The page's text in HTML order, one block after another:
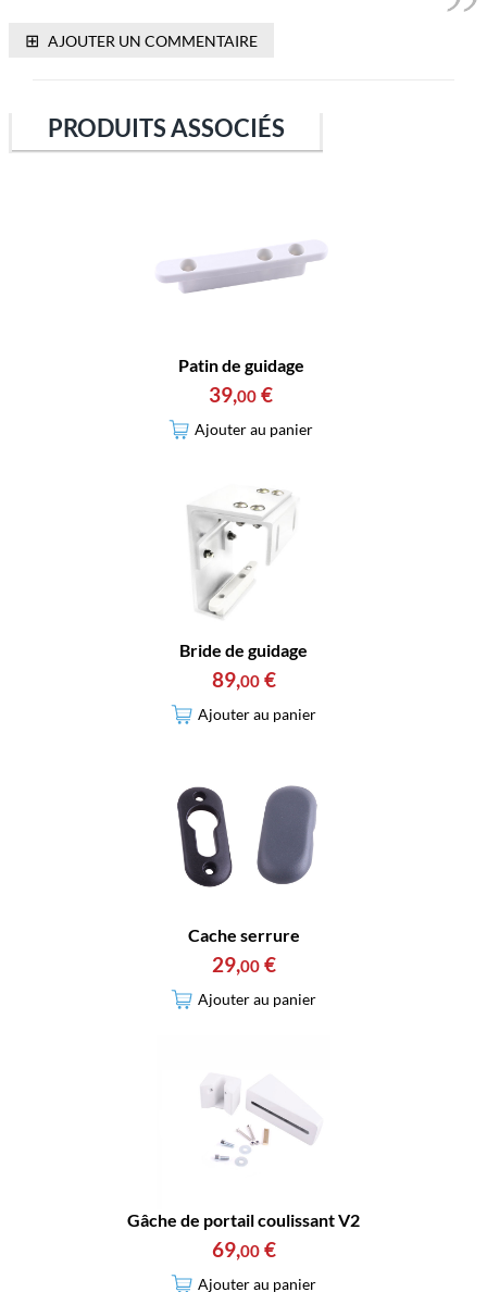
⊞ AJOUTER UN COMMENTAIRE
PRODUITS ASSOCIÉS
Patin de guidage
39,00 €
Ajouter au panier
Bride de guidage
89,00 €
Ajouter au panier
Cache serrure
29,00 €
Ajouter au panier
Gâche de portail coulissant V2
69,00 €
Ajouter au panier